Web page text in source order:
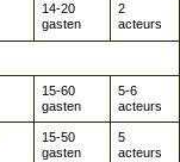
14-20
gasten
2
acteurs
15-60
gasten
5-6
acteurs
15-50
gasten
5
acteurs